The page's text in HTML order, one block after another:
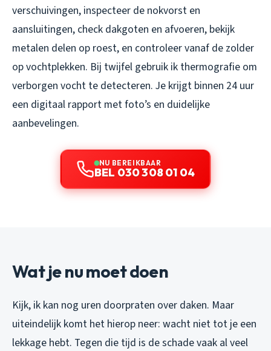
verschuivingen, inspecteer de nokvorst en
aansluitingen, check dakgoten en afvoeren, bekijk
metalen delen op roest, en controleer vanaf de zolder
op vochtplekken. Bij twijfel gebruik ik thermografie om
verborgen vocht te detecteren. Je krijgt binnen 24 uur
een digitaal rapport met foto’s en duidelijke
aanbevelingen.
NU BEREIKBAAR
BEL 030 308 01 04
Wat je nu moet doen
Kijk, ik kan nog uren doorpraten over daken. Maar
uiteindelijk komt het hierop neer: wacht niet tot je een
lekkage hebt. Tegen die tijd is de schade vaak al veel